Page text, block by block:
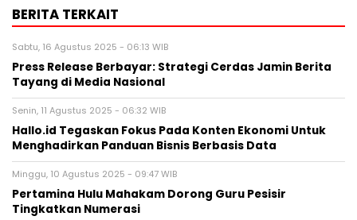
BERITA TERKAIT
Sabtu, 16 Agustus 2025 - 06:13 WIB
Press Release Berbayar: Strategi Cerdas Jamin Berita
Tayang di Media Nasional
Senin, 11 Agustus 2025 - 06:32 WIB
Hallo.id Tegaskan Fokus Pada Konten Ekonomi Untuk
Menghadirkan Panduan Bisnis Berbasis Data
Minggu, 10 Agustus 2025 - 09:47 WIB
Pertamina Hulu Mahakam Dorong Guru Pesisir
Tingkatkan Numerasi